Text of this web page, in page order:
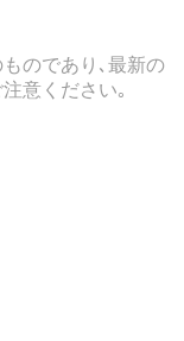
のであり､最新の
意ください｡